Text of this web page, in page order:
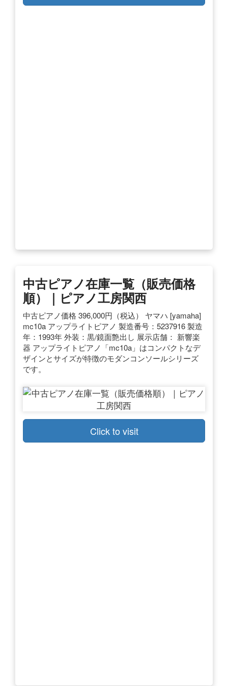
中古ピアノ在庫一覧（販売価格
順）｜ピアノ工房関西
中古ピアノ価格 396,000円（税込） ヤマハ [yamaha]
mc10a アップライトピアノ 製造番号：5237916 製造
年：1993年 外装：黒/鏡面艶出し 展示店舗： 新響楽
器 アップライトピアノ「mc10a」はコンパクトなデ
ザインとサイズが特徴のモダンコンソールシリーズ
です。
Click to visit